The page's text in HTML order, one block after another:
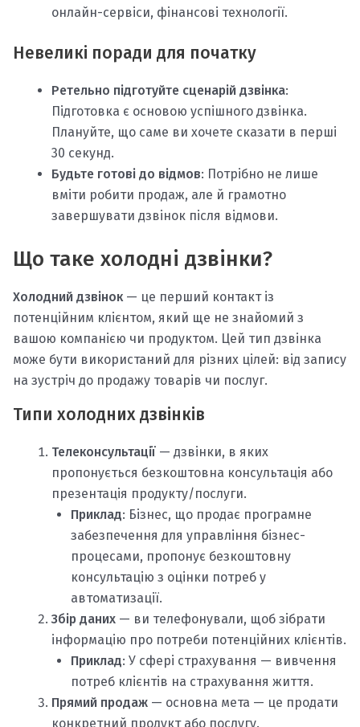
онлайн-сервіси, фінансові технології.
Невеликі поради для початку
Ретельно підготуйте сценарій дзвінка:
Підготовка є основою успішного дзвінка.
Плануйте, що саме ви хочете сказати в перші
30 секунд.
Будьте готові до відмов: Потрібно не лише
вміти робити продаж, але й грамотно
завершувати дзвінок після відмови.
Що таке холодні дзвінки?
Холодний дзвінок— це перший контакт із
потенційним клієнтом, який ще не знайомий з
вашою компанією чи продуктом. Цей тип дзвінка
може бути використаний для різних цілей: від запису
на зустріч до продажу товарів чи послуг.
Типи холодних дзвінків
Телеконсультації — дзвінки, в яких
пропонується безкоштовна консультація або
презентація продукту/послуги.
Приклад: Бізнес, що продає програмне
забезпечення для управління бізнес-
процесами, пропонує безкоштовну
консультацію з оцінки потреб у
автоматизації.
Збір даних — ви телефонували, щоб зібрати
інформацію про потреби потенційних клієнтів.
Приклад: У сфері страхування — вивчення
потреб клієнтів на страхування життя.
Прямий продаж — основна мета — це продати
конкретний продукт або послугу.